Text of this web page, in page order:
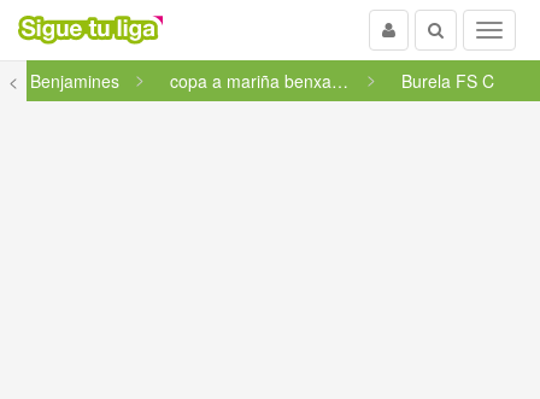
Menu
Buscar
Usuario
< Benjamines copa a mariña benxamín 2025 ... Burela FS C